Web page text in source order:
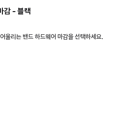
- 블랙
리는 밴드 하드웨어 마감을 선택하세요.